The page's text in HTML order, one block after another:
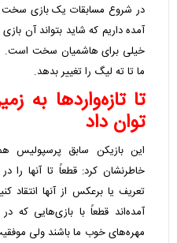
در شروع مسابقات یک بازی سخت
آمده داریم که شاید بتواند آن
خیلی برای هاشمیان سخت است.
ما تا ته لیگ را تغییر بدهد.
تا تازه‌واردها به
توان داد
این بازیکن سابق پرسپولیس
خاطرنشان کرد: قطعاً تا آنها را
تعریف یا برعکس از آنها انتقاد
آمده‌اند قطعاً با بازی‌هایی که در
مهره‌های خوب ما باشند ولی